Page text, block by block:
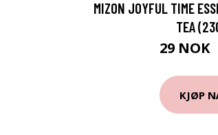
MIZON JOYFUL TIME
TEA
29 NOK
KJØP